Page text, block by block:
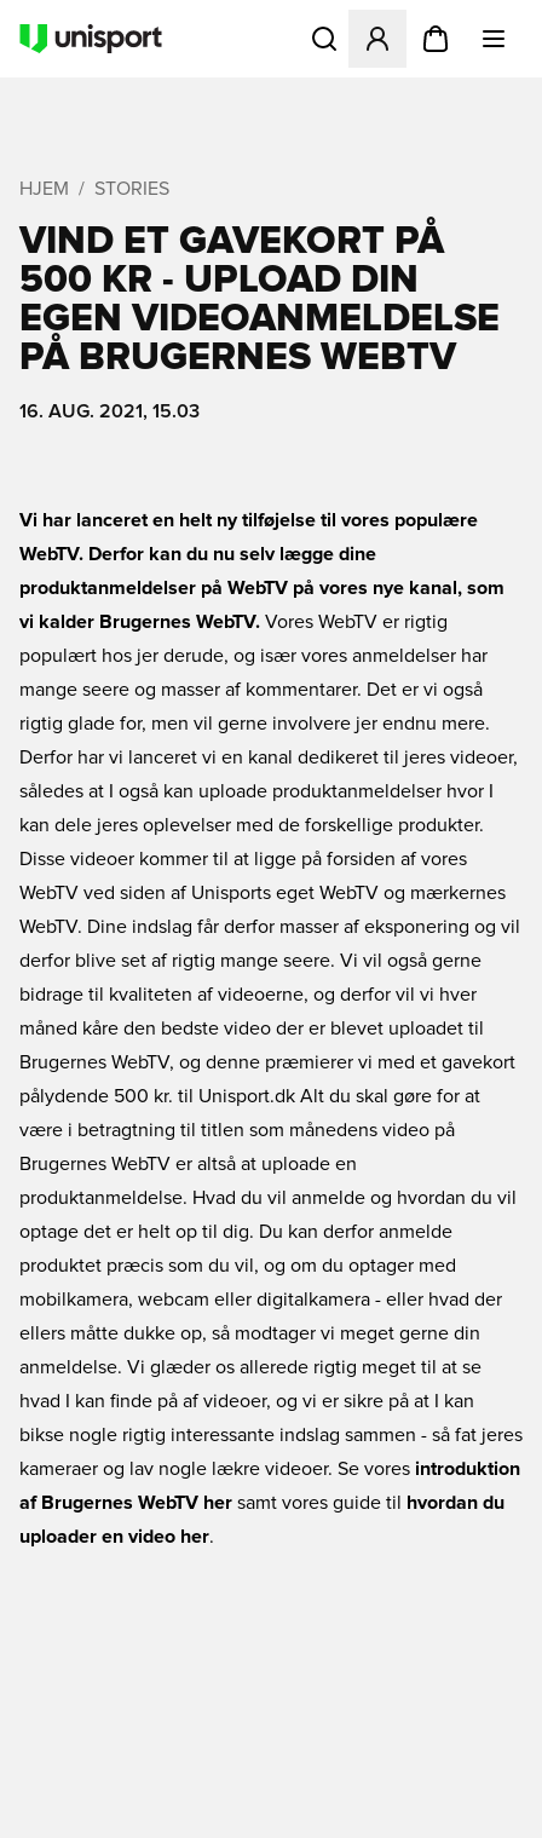
Åbner en Modal til at
HJEM STORIES
VIND ET GAVEKORT PÅ
500 KR - UPLOAD DIN
EGEN VIDEOANMELDELSE
PÅ BRUGERNES WEBTV
16. AUG. 2021, 15.03
Vi har lanceret en helt ny tilføjelse til vores populære
WebTV. Derfor kan du nu selv lægge dine
produktanmeldelser på WebTV på vores nye kanal, som
vi kalder Brugernes WebTV. Vores WebTV er rigtig
populært hos jer derude, og især vores anmeldelser har
mange seere og masser af kommentarer. Det er vi også
rigtig glade for, men vil gerne involvere jer endnu mere.
Derfor har vi lanceret vi en kanal dedikeret til jeres videoer,
således at I også kan uploade produktanmeldelser hvor I
kan dele jeres oplevelser med de forskellige produkter.
Disse videoer kommer til at ligge på forsiden af vores
WebTV ved siden af Unisports eget WebTV og mærkernes
WebTV. Dine indslag får derfor masser af eksponering og vil
derfor blive set af rigtig mange seere. Vi vil også gerne
bidrage til kvaliteten af videoerne, og derfor vil vi hver
måned kåre den bedste video der er blevet uploadet til
Brugernes WebTV, og denne præmierer vi med et gavekort
pålydende 500 kr. til Unisport.dk Alt du skal gøre for at
være i betragtning til titlen som månedens video på
Brugernes WebTV er altså at uploade en
produktanmeldelse. Hvad du vil anmelde og hvordan du vil
optage det er helt op til dig. Du kan derfor anmelde
produktet præcis som du vil, og om du optager med
mobilkamera, webcam eller digitalkamera - eller hvad der
ellers måtte dukke op, så modtager vi meget gerne din
anmeldelse. Vi glæder os allerede rigtig meget til at se
hvad I kan finde på af videoer, og vi er sikre på at I kan
bikse nogle rigtig interessante indslag sammen - så fat jeres
kameraer og lav nogle lækre videoer. Se vores introduktion
af Brugernes WebTV her samt vores guide til
hvordan du
uploader en video her.